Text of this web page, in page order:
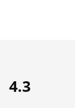
4.3